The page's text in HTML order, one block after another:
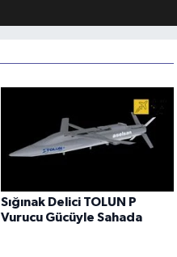
Sığınak Delici TOLUN P
Vurucu Gücüyle Sahada